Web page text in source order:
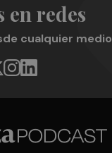
en redes
cualquier medio